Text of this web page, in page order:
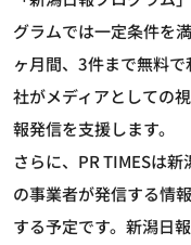
グラムでは一定条件を
ヶ月間、3件まで無料
社がメディアとしての
報発信を支援します。
さらに、PR TIMESは
の事業者が発信する情
する予定です。新潟日